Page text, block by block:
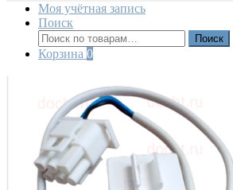
Моя учётная запись
Поиск
Искать:
Поиск
Корзина 0